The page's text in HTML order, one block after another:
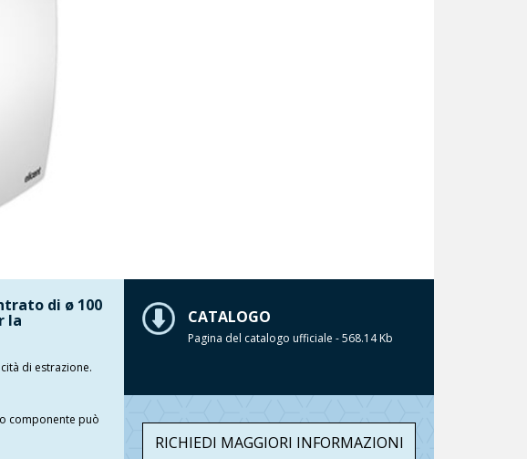
di ø 100
la
di estrazione.
componente può
CATALOGO
Pagina del catalogo ufficiale - 568.14 Kb
RICHIEDI MAGGIORI INFORMAZIONI